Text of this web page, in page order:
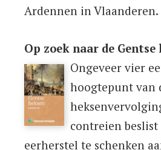
Ardennen in Vlaanderen.
Op zoek naar de Gentse
Ongeveer vier
hoogtepunt van
contreien beslist
eerherstel te schenken